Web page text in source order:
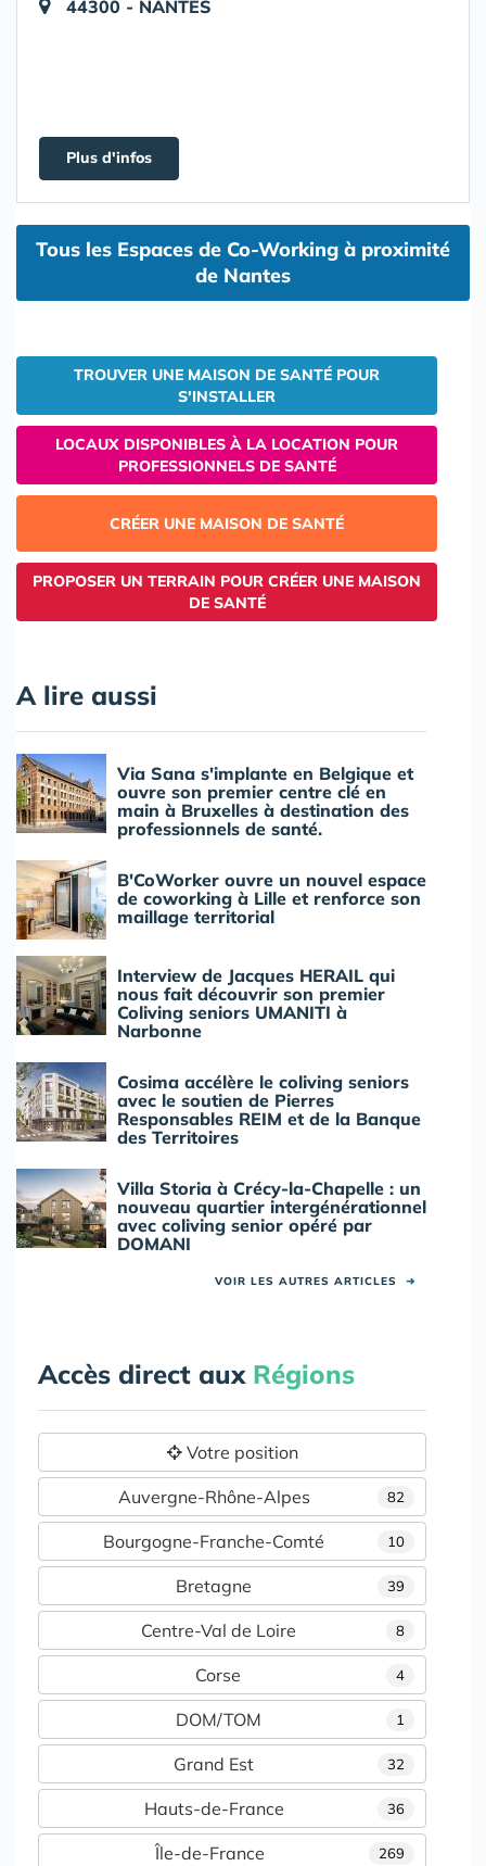
44300 - NANTES
Plus d'infos
Tous les Espaces de Co-Working à proximité
de Nantes
TROUVER UNE MAISON DE SANTÉ POUR
S'INSTALLER
LOCAUX DISPONIBLES À LA LOCATION POUR
PROFESSIONNELS DE SANTÉ
CRÉER UNE MAISON DE SANTÉ
PROPOSER UN TERRAIN POUR CRÉER UNE MAISON
DE SANTÉ
A lire aussi
Via Sana s'implante en Belgique et
ouvre son premier centre clé en
main à Bruxelles à destination des
professionnels de santé.
B'CoWorker ouvre un nouvel espace
de coworking à Lille et renforce son
maillage territorial
Interview de Jacques HERAIL qui
nous fait découvrir son premier
Coliving seniors UMANITI à
Narbonne
Cosima accélère le coliving seniors
avec le soutien de Pierres
Responsables REIM et de la Banque
des Territoires
Villa Storia à Crécy-la-Chapelle : un
nouveau quartier intergénérationnel
avec coliving senior opéré par
DOMANI
VOIR LES AUTRES ARTICLES ➜
Accès direct aux Régions
Votre position
82
Auvergne-Rhône-Alpes
10
Bourgogne-Franche-Comté
39
Bretagne
8
Centre-Val de Loire
4
Corse
1
DOM/TOM
32
Grand Est
36
Hauts-de-France
269
Île-de-France